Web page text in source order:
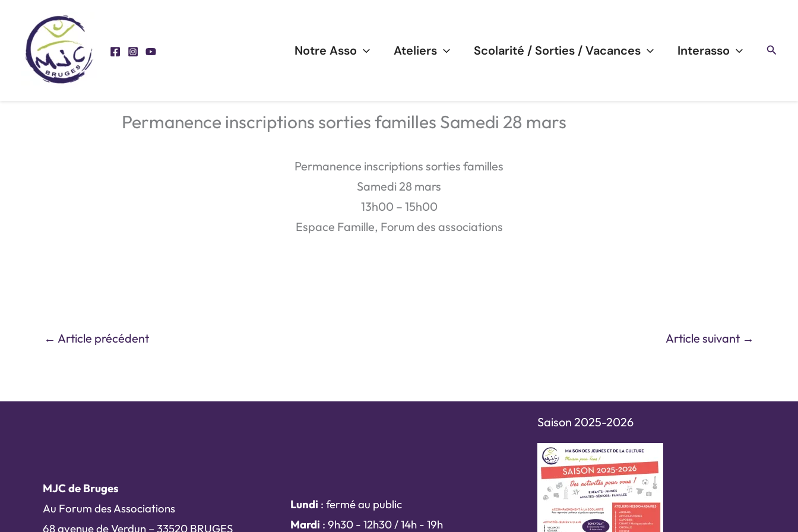
contenu
Notre Asso Ateliers Scolarité / Sorties / Vacances Interasso
Permanence inscriptions sorties familles Samedi 28 mars
Permanence inscriptions sorties familles
Samedi 28 mars
13h00 – 15h00
Espace Famille, Forum des associations
← Article précédent Article suivant →
MJC de Bruges
Au Forum des Associations
68 avenue de Verdun – 33520 BRUGES
Lundi : fermé au public
Mardi : 9h30 - 12h30 / 14h - 19h
Saison 2025-2026